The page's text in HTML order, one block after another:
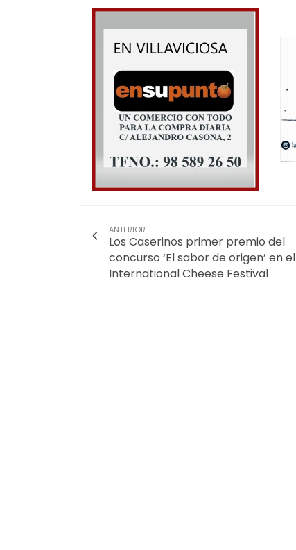
ANTERIOR
Los Caserinos primer premio del
concurso ‘El sabor de origen’ en el
International Cheese Festival